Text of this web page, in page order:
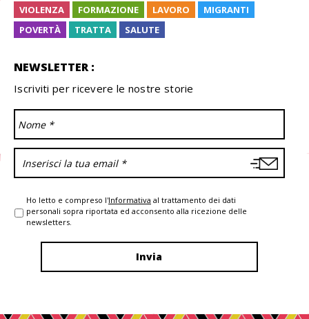
VIOLENZA FORMAZIONE LAVORO
MIGRANTI
POVERTÀ
TRATTA SALUTE
NEWSLETTER :
Iscriviti per ricevere le nostre storie
Ho letto e compreso l'Informativa al trattamento dei dati
personali sopra riportata ed acconsento alla ricezione delle
newsletters.